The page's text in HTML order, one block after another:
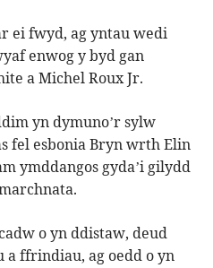
ei fwyd, ag yntau wedi
enwog y byd gan
a Michel Roux Jr.
yn dymuno’r sylw
fel esbonia Bryn wrth Elin
ymddangos gyda’i gilydd
o yn ddistaw, deud
ffrindiau, ag oedd o yn